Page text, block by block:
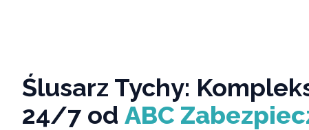
Ślusarz Tychy:
24/7 od ABC